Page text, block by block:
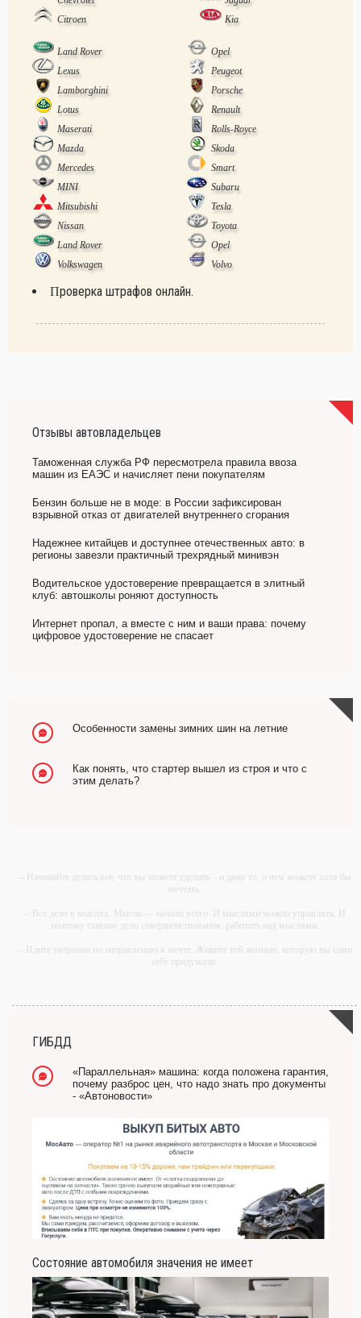
Citroen
Kia
Land Rover
Opel
Lexus
Peugeot
Lamborghini
Porsche
Lotus
Renault
Maserati
Rolls-Royce
Mazda
Skoda
Mercedes
Smart
MINI
Subaru
Mitsubishi
Tesla
Nissan
Toyota
Land Rover
Opel
Volkswagen
Volvo
Проверка штрафов онлайн.
Отзывы автовладельцев
Таможенная служба РФ пересмотрела правила ввоза
машин из ЕАЭС и начисляет пени покупателям
Бензин больше не в моде: в России зафиксирован
взрывной отказ от двигателей внутреннего сгорания
Надежнее китайцев и доступнее отечественных авто: в
регионы завезли практичный трехрядный минивэн
Водительское удостоверение превращается в элитный
клуб: автошколы роняют доступность
Интернет пропал, а вместе с ним и ваши права: почему
цифровое удостоверение не спасает
Особенности замены зимних шин на летние
Как понять, что стартер вышел из строя и что с
этим делать?
-- Начинайте делать все, что вы можете сделать – и даже то, о чем можете хотя бы
мечтать.
-- Все дело в мыслях. Мысль — начало всего. И мыслями можно управлять. И
поэтому главное дело совершенствования: работать над мыслями.
-- Идите уверенно по направлению к мечте. Живите той жизнью, которую вы сами
себе придумали.
-- Лучшее, что можно сделать с хорошим советом, это пропустить его мимо ушей.
Он никогда не бывает полезен никому, кроме того, кто его дал.
ГИБДД
«Параллельная» машина: когда положена гарантия,
почему разброс цен, что надо знать про документы
- «Автоновости»
Состояние автомобиля значения не имеет